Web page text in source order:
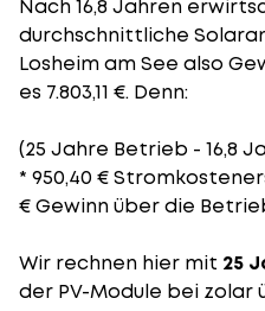
Nach 16,8 Jahren
durchschnittliche
Losheim am See also
es 7.803,11 €. Denn:
(25 Jahre Betrieb - 16,8
* 950,40 €
€ Gewinn über die
Wir rechnen hier mit 25
der PV-Module bei zolar